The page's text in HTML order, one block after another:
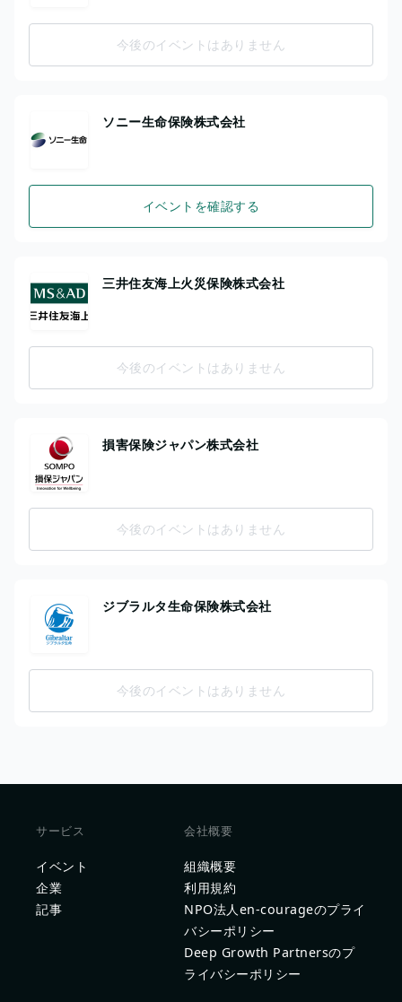
今後のイベントはありません
ソニー生命保険株式会社
イベントを確認する
三井住友海上火災保険株式会社
今後のイベントはありません
損害保険ジャパン株式会社
今後のイベントはありません
ジブラルタ生命保険株式会社
今後のイベントはありません
サービス
イベント
企業
記事
会社概要
組織概要
利用規約
NPO法人en-courageのプライ
バシーポリシー
Deep Growth Partnersのプ
ライバシーポリシー